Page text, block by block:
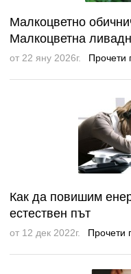
Малкоцветно
Малкоцветна
от 22 яну 2026г. Прочети
Как да повишим
естествен път
от 12 дек 2022г. Прочети